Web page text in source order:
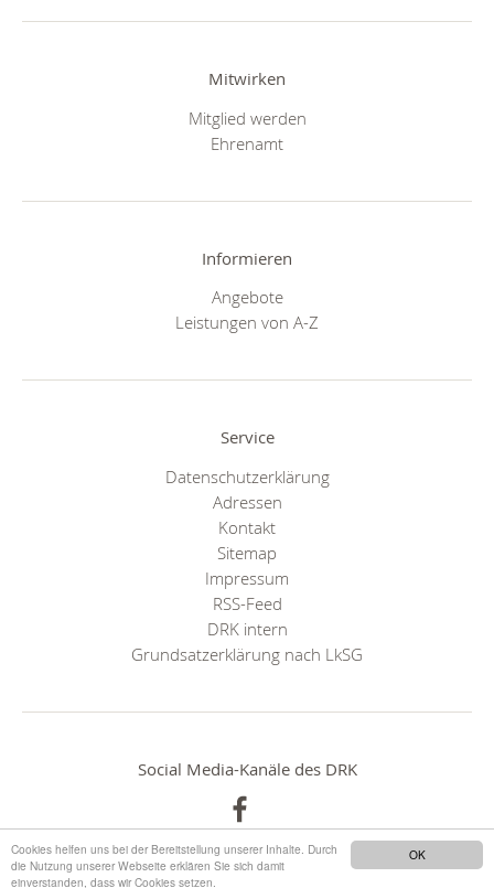
OK
Cookies helfen uns bei der Bereitstellung unserer Inhalte. Durch
die Nutzung unserer Webseite erklären Sie sich damit
einverstanden, dass wir Cookies setzen.
Mitwirken
Mitglied werden
Ehrenamt
Informieren
Angebote
Leistungen von A-Z
Service
Datenschutzerklärung
Adressen
Kontakt
Sitemap
Impressum
RSS-Feed
DRK intern
Grundsatzerklärung nach LkSG
Social Media-Kanäle des DRK